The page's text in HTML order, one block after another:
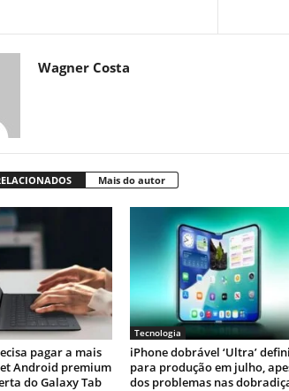
Wagner Costa
Mais do autor
pagar a mais
Android premium
do Galaxy Tab
Tecnologia
iPhone dobrável ‘Ultra’
para produção em julho,
dos problemas nas